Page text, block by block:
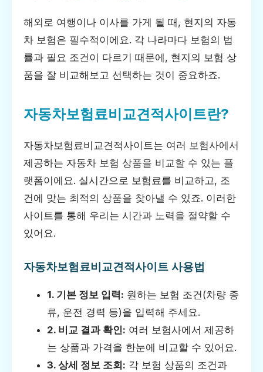
해외로 여행이나 이사를 가게 될 때, 현지의 자동
차 보험은 필수적이에요. 각 나라마다 보험의 법
률과 필요 조건이 다르기 때문에, 현지의 보험 상
품을 잘 비교해보고 선택하는 것이 중요하죠.
자동차보험료비교견적사이트란?
자동차보험료비교견적사이트는 여러 보험사에서
제공하는 자동차 보험 상품을 비교할 수 있는 플
랫폼이에요. 실시간으로 보험료를 비교하고, 조
건에 맞는 최적의 상품을 찾아낼 수 있죠. 이러한
사이트를 통해 우리는 시간과 노력을 절약할 수
있어요.
자동차보험료비교견적사이트 사용법
1. 기본 정보 입력: 원하는 보험 조건(차량 종
류, 운전 경력 등)을 입력해 주세요.
2. 비교 결과 확인: 여러 보험사에서 제공하
는 상품과 가격을 한눈에 비교할 수 있어요.
3. 상세 정보 조회: 각 보험 상품의 조건과